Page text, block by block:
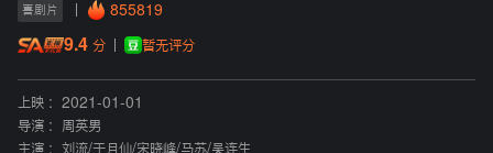
喜剧片 855819
9.4 分 暂无评分
上映 :
2021-01-01
导演 :
周英男
主演 :
刘流/于月仙/宋晓峰/马苏/吴连生